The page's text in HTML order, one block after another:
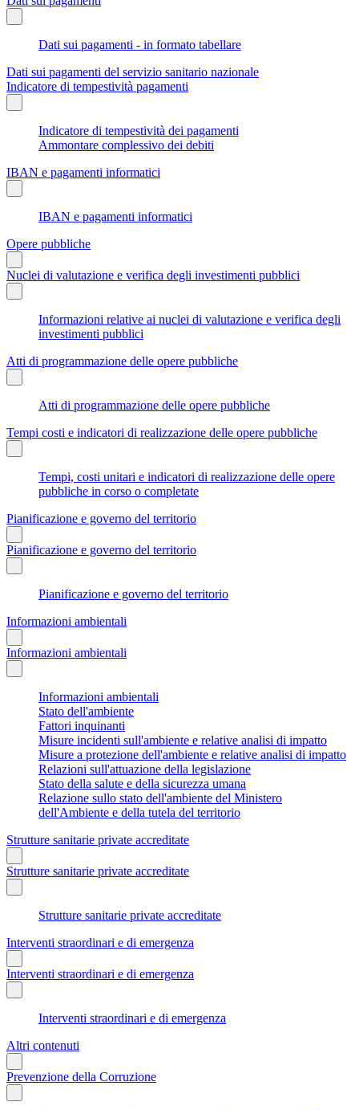
Dati sui pagamenti - in formato tabellare
Dati sui pagamenti del servizio sanitario nazionale
Indicatore di tempestività pagamenti
Indicatore di tempestività dei pagamenti
Ammontare complessivo dei debiti
IBAN e pagamenti informatici
IBAN e pagamenti informatici
Opere pubbliche
Nuclei di valutazione e verifica degli investimenti pubblici
Informazioni relative ai nuclei di valutazione e verifica degli
investimenti pubblici
Atti di programmazione delle opere pubbliche
Atti di programmazione delle opere pubbliche
Tempi costi e indicatori di realizzazione delle opere pubbliche
Tempi, costi unitari e indicatori di realizzazione delle opere
pubbliche in corso o completate
Pianificazione e governo del territorio
Pianificazione e governo del territorio
Pianificazione e governo del territorio
Informazioni ambientali
Informazioni ambientali
Informazioni ambientali
Stato dell'ambiente
Fattori inquinanti
Misure incidenti sull'ambiente e relative analisi di impatto
Misure a protezione dell'ambiente e relative analisi di impatto
Relazioni sull'attuazione della legislazione
Stato della salute e della sicurezza umana
Relazione sullo stato dell'ambiente del Ministero
dell'Ambiente e della tutela del territorio
Strutture sanitarie private accreditate
Strutture sanitarie private accreditate
Strutture sanitarie private accreditate
Interventi straordinari e di emergenza
Interventi straordinari e di emergenza
Interventi straordinari e di emergenza
Altri contenuti
Prevenzione della Corruzione